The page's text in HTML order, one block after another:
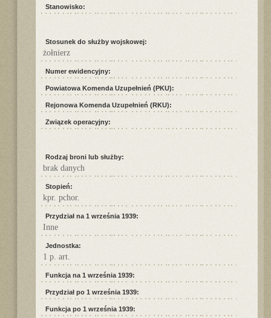
Stanowisko:
Stosunek do służby wojskowej:
żołnierz
Numer ewidencyjny:
Powiatowa Komenda Uzupełnień (PKU):
Rejonowa Komenda Uzupełnień (RKU):
Związek operacyjny:
Rodzaj broni lub służby:
brak danych
Stopień:
kpr. pchor.
Przydział na 1 września 1939:
Inne
Jednostka:
1 p. art.
Funkcja na 1 września 1939:
Przydział po 1 września 1939:
Funkcja po 1 września 1939: